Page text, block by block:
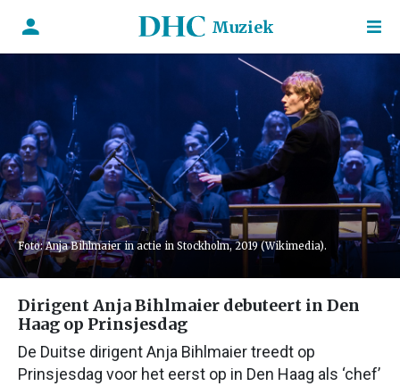
Muziek
Foto: Anja Bihlmaier in actie in Stockholm, 2019 (Wikimedia).
Dirigent Anja Bihlmaier debuteert in Den
Haag op Prinsjesdag
De Duitse dirigent Anja Bihlmaier treedt op
Prinsjesdag voor het eerst op in Den Haag als ‘chef’